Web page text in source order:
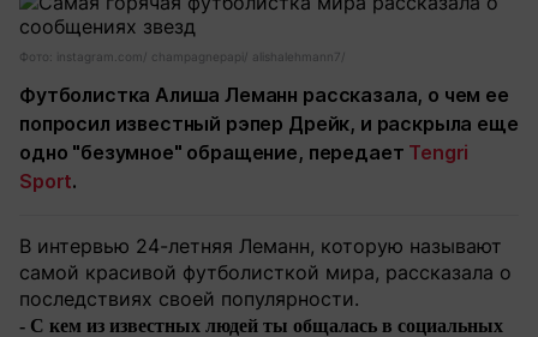
Фото: instagram.com/ champagnepapi/ alishalehmann7/
Футболистка Алиша Леманн рассказала, о чем ее
попросил известный рэпер Дрейк, и раскрыла еще
одно "безумное" обращение, передает Tengri
Sport.
В интервью 24-летняя Леманн, которую называют
самой красивой футболисткой мира, рассказала о
последствиях своей популярности.
- С кем из известных людей ты общалась в социальных